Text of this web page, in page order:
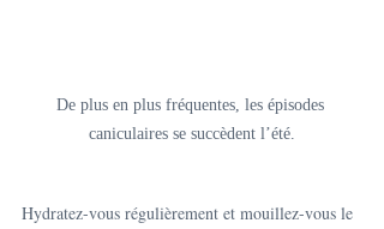
De plus en plus fréquentes, les épisodes
caniculaires se succèdent l’été.
Hydratez-vous régulièrement et mouillez-vous le